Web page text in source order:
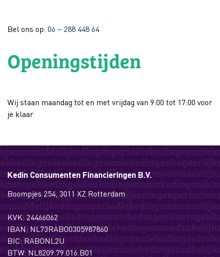
Bel ons op: 06 – 288 448 64
Openingstijden
Wij staan maandag tot en met vrijdag van 9:00 tot 17:00 voor
je klaar
Kedin Consumenten Financieringen B.V.
Boompjes 254, 3011 XZ Rotterdam
KVK: 24466062
IBAN: NL73RABO0305987860
BIC: RABONL2U
BTW: NL8209.79.016.B01